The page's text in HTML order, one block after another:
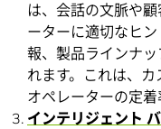
は、会話の文脈や
ーターに適切なヒ
報、製品ラインナ
れます。これは、
オペレーターの定着
インテリジェント